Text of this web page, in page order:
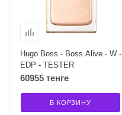
Hugo Boss - Boss Alive - W -
EDP - TESTER
60955 тенге
В КОРЗИНУ